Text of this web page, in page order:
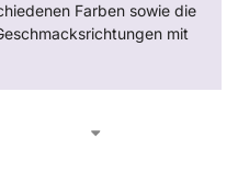
Farben sowie die
mit